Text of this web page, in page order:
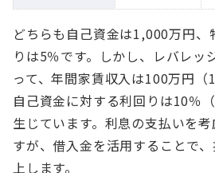
どちらも自己資金は1,000万円、
りは5％です。しかし、レバレッ
って、年間家賃収入は100万円（
自己資金に対する利回りは10％
生じています。利息の支払いを
すが、借入金を活用することで
上します。